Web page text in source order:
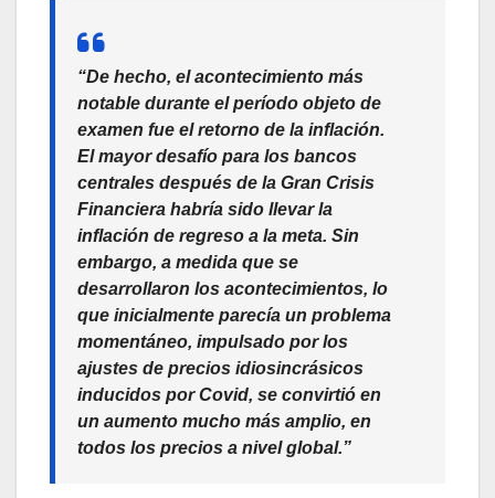
“De hecho, el acontecimiento más
notable durante el período objeto de
examen fue el retorno de la inflación.
El mayor desafío para los bancos
centrales después de la Gran Crisis
Financiera habría sido llevar la
inflación de regreso a la meta. Sin
embargo, a medida que se
desarrollaron los acontecimientos, lo
que inicialmente parecía un problema
momentáneo, impulsado por los
ajustes de precios idiosincrásicos
inducidos por Covid, se convirtió en
un aumento mucho más amplio, en
todos los precios a nivel global.”